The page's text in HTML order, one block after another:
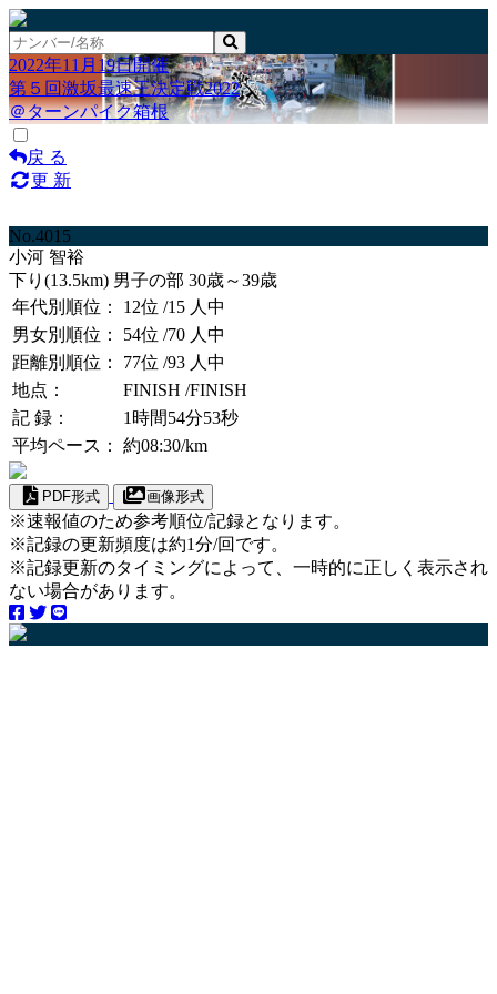
2022年11月19日開催
第５回激坂最速王決定戦2022
＠ターンパイク箱根
戻 る
更 新
No.4015
小河 智裕
下り(13.5km) 男子の部 30歳～39歳
年代別順位：
12位 /15 人中
男女別順位：
54位 /70 人中
距離別順位：
77位 /93 人中
地点：
FINISH /FINISH
記 録：
1時間54分53秒
平均ペース：
約08:30/km
PDF形式 画像形式
※速報値のため参考順位/記録となります。
※記録の更新頻度は約1分/回です。
※記録更新のタイミングによって、一時的に正しく表示され
ない場合があります。